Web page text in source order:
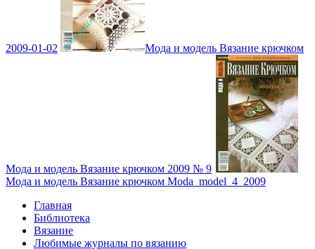
2009-01-02 Мода и модель Вязание крючком
Мода и модель Вязание крючком 2009 № 9
Мода и модель Вязание крючком Moda_model_4_2009
Главная
Библиотека
Вязание
Любимые журналы по вязанию